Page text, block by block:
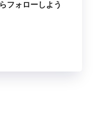
フォローしよう